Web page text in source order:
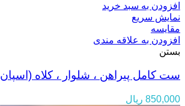
افزودن به سبد خرید
نمایش سریع
مقایسه
افزودن به علاقه مندی
بستن
ست کامل پیراهن ، شلوار ، کلاه (اسپان 38گرم بافتینه)
850,000 ریال